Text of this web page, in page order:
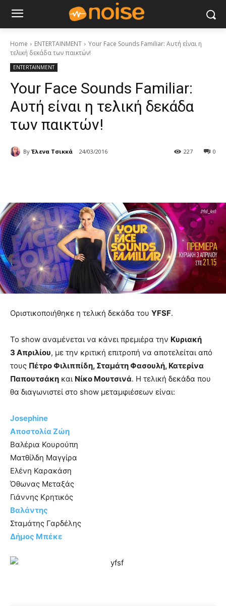
Home ENTERTAINMENT
Your Face Sounds Familiar: Αυτή είναι η
τελική δεκάδα των παικτών!
ENTERTAINMENT
Your Face Sounds Familiar:
Αυτή είναι η τελική δεκάδα
των παικτών!
By Έλενα Τσικκά 24/03/2016 0
227
Οριστικοποιήθηκε η τελική δεκάδα του YFSF.
Το show αναμένεται να κάνει πρεμιέρα την Κυριακή
3 Απριλίου, με την κριτική επιτροπή να αποτελείται από
τους Πέτρο Φιλιππίδη, Σταμάτη Φασουλή, Κατερίνα
Παπουτσάκη και Νίκο Μουτσινά. Η τελική δεκάδα που
θα διαγωνιστεί στο show μεταμφιέσεων είναι:
Josephine
Αποστολία Ζώη
Βαλέρια Κουρούπη
Ματθίλδη Μαγγίρα
Ελένη Καρακάση
Όθωνας Μεταξάς
Γιάννης Κρητικός
Βαλάντης
Σταμάτης Γαρδέλης
Δήμος Μπέκε